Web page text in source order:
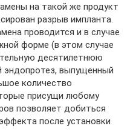
на такой же продукт
разрыв импланта.
проводится и в случае
форме (в этом случае
десятилетнюю
выпущенный
количество
присущи любому
позволяет добиться
после установки